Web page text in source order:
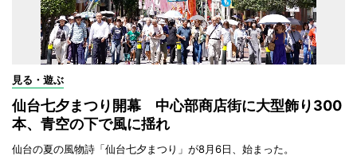
見る・遊ぶ
仙台七夕まつり開幕 中心部商店街に大型飾り300
本、青空の下で風に揺れ
仙台の夏の風物詩「仙台七夕まつり」が8月6日、始まった。